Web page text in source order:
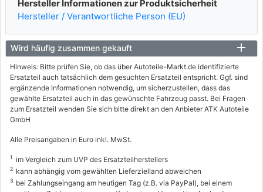
2.0 DI (F_E_, F_F_, F_G_)
08/2000 - 05/2006
8566465, 8566466, 8566467
8566468, 8566472, 8566473
2.0 DI (F_E_, F_F_, F_G_)
Hersteller Informationen zur Produktsicherheit
Hersteller / Verantwortliche Person (EU)
Wird häufig zusammen gekauft
Hinweis: Bitte prüfen Sie, ob das über Autoteile-Markt.de identifizierte
Ersatzteil auch tatsächlich dem gesuchten Ersatzteil entspricht. Ggf. sind
ergänzende Informationen notwendig, um sicherzustellen, dass das
gewählte Ersatzteil auch in das gewünschte Fahrzeug passt. Bei Fragen
zum Ersatzteil wenden Sie sich bitte direkt an den Anbieter ATK Autoteile
GmbH
Alle Preisangaben in Euro inkl. MwSt.
1 im Vergleich zum UVP des Ersatzteilherstellers
2 kann abhängig vom gewählten Lieferzielland abweichen
3 bei Zahlungseingang am heutigen Tag (z.B. via PayPal), bei einem